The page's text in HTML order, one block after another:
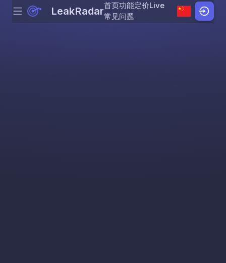
Skip to content
Menu LeakRadar首页功能定价Live
常见问题